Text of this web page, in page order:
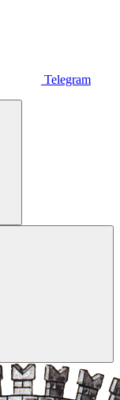
Telegram